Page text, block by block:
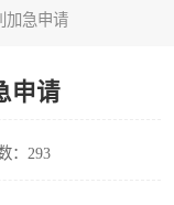
加急申请
申请
：293